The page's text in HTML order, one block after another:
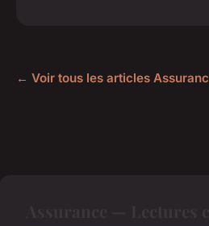
← Voir tous les articles